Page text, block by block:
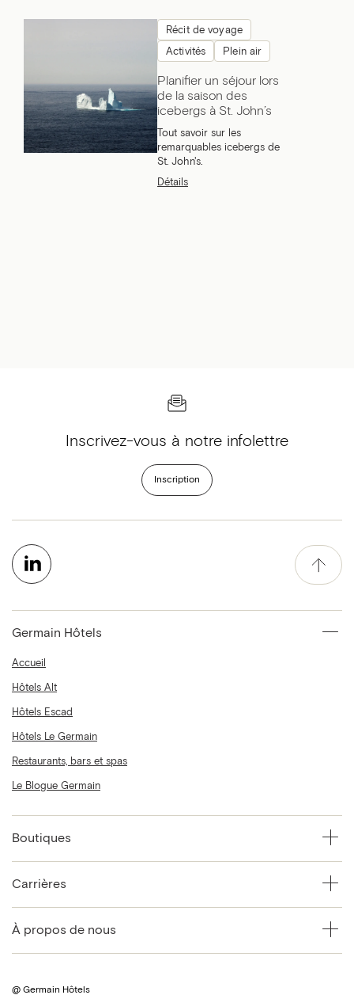
Récit de voyage
Activités Plein air
Planifier un séjour lors
de la saison des
icebergs à St. John’s
Tout savoir sur les
remarquables icebergs de
St. John's.
Détails
Inscrivez-vous à notre infolettre
Inscription
Germain Hôtels
Accueil
Hôtels Alt
Hôtels Escad
Hôtels Le Germain
Restaurants, bars et spas
Le Blogue Germain
Boutiques
Carrières
À propos de nous
@ Germain Hôtels